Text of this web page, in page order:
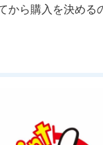
から購入を決める